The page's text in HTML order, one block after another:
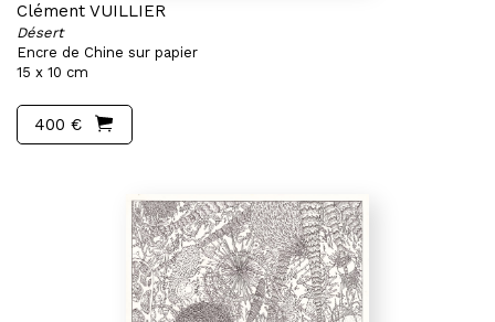
Clément VUILLIER
Désert
Encre de Chine sur papier
15 x 10 cm
400 €